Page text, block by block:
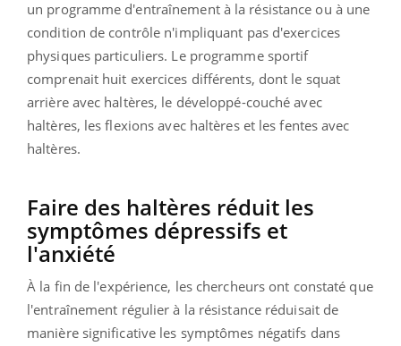
un programme d'entraînement à la résistance ou à une
condition de contrôle n'impliquant pas d'exercices
physiques particuliers. Le programme sportif
comprenait huit exercices différents, dont le squat
arrière avec haltères, le développé-couché avec
haltères, les flexions avec haltères et les fentes avec
haltères.
Faire des haltères réduit les
symptômes dépressifs et
l'anxiété
À la fin de l'expérience, les chercheurs ont constaté que
l'entraînement régulier à la résistance réduisait de
manière significative les symptômes négatifs dans